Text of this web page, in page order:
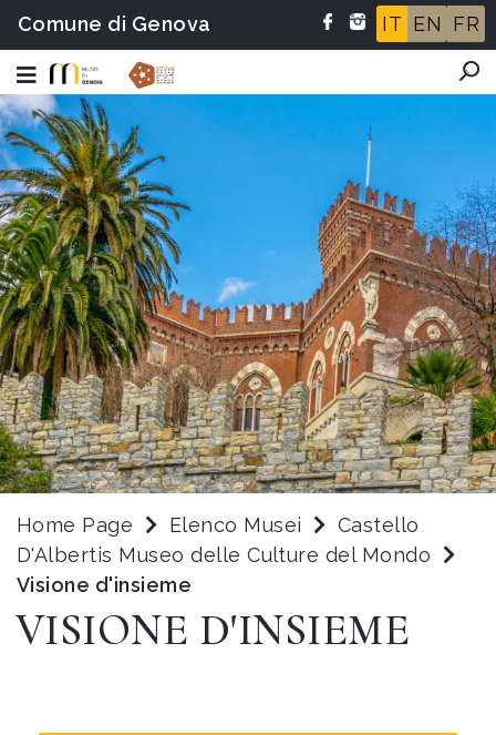
Comune di Genova IT EN FR
Home Page Elenco Musei
Castello
D'Albertis Museo delle Culture del Mondo
Visione d'insieme
VISIONE D'INSIEME